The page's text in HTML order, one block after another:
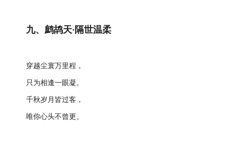
九、鹧鸪天·隔世温柔
穿越尘寰万里程，
只为相逢一眼凝。
千秋岁月皆过客，
唯你心头不曾更。